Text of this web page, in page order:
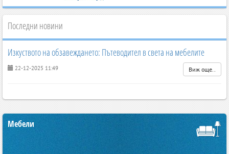
Последни новини
Изкуството на обзавеждането: Пътеводител в света на мебелите
22-12-2025 11:49 Виж още..
Мебели